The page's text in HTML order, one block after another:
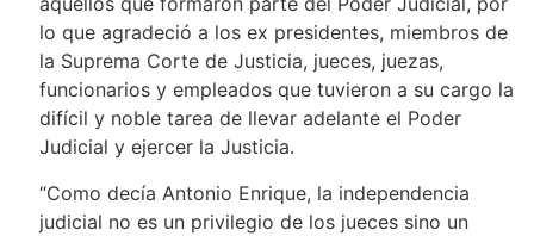
lo que agradeció a los ex presidentes, miembros de
la Suprema Corte de Justicia, jueces, juezas,
funcionarios y empleados que tuvieron a su cargo la
difícil y noble tarea de llevar adelante el Poder
Judicial y ejercer la Justicia.
“Como decía Antonio Enrique, la independencia
judicial no es un privilegio de los jueces sino un